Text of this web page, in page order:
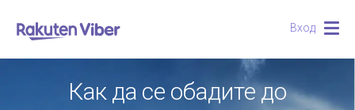
Вход
Как да се обадите до